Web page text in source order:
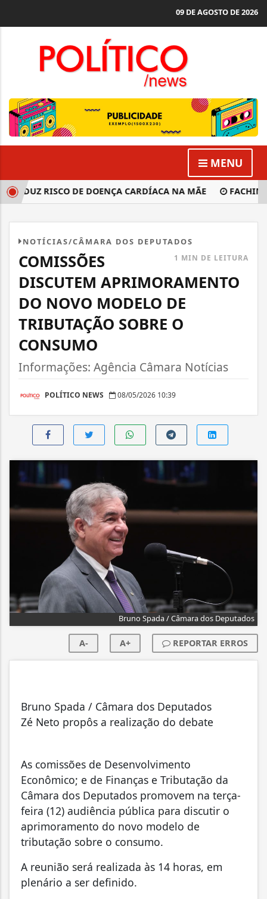
09 DE AGOSTO DE 2026
MENU
RISCO DE DOENÇA CARDÍACA NA MÃE FACHIN:
NOTÍCIAS/CÂMARA DOS DEPUTADOS
1 MIN DE LEITURA
COMISSÕES
DISCUTEM APRIMORAMENTO
DO NOVO MODELO DE
TRIBUTAÇÃO SOBRE O
CONSUMO
Informações: Agência Câmara Notícias
POLÍTICO NEWS 08/05/2026 10:39
Bruno Spada / Câmara dos Deputados
A- A+ REPORTAR ERROS
Bruno Spada / Câmara dos Deputados
Zé Neto propôs a realização do debate
As comissões de Desenvolvimento
Econômico; e de Finanças e Tributação da
Câmara dos Deputados promovem na terça-
feira (12) audiência pública para discutir o
aprimoramento do novo modelo de
tributação sobre o consumo.
A reunião será realizada às 14 horas, em
plenário a ser definido.